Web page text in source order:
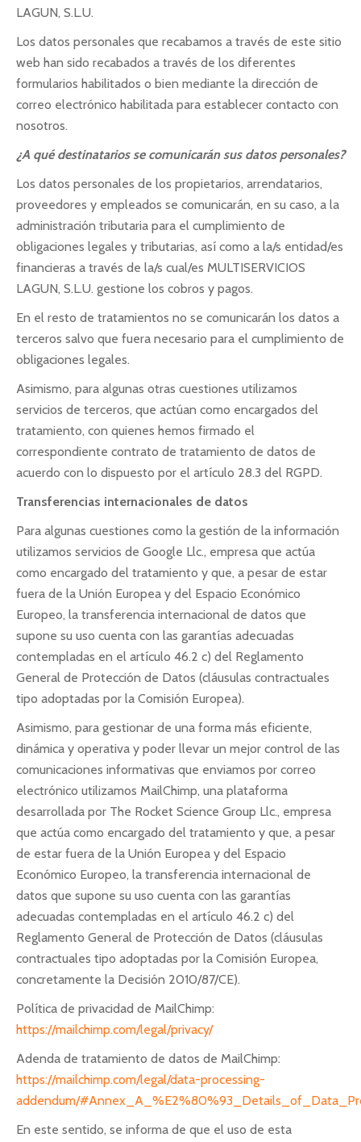
LAGUN, S.L.U.
Los datos personales que recabamos a través de este sitio
web han sido recabados a través de los diferentes
formularios habilitados o bien mediante la dirección de
correo electrónico habilitada para establecer contacto con
nosotros.
¿A qué destinatarios se comunicarán sus datos personales?
Los datos personales de los propietarios, arrendatarios,
proveedores y empleados se comunicarán, en su caso, a la
administración tributaria para el cumplimiento de
obligaciones legales y tributarias, así como a la/s entidad/es
financieras a través de la/s cual/es MULTISERVICIOS
LAGUN, S.L.U. gestione los cobros y pagos.
En el resto de tratamientos no se comunicarán los datos a
terceros salvo que fuera necesario para el cumplimiento de
obligaciones legales.
Asimismo, para algunas otras cuestiones utilizamos
servicios de terceros, que actúan como encargados del
tratamiento, con quienes hemos firmado el
correspondiente contrato de tratamiento de datos de
acuerdo con lo dispuesto por el artículo 28.3 del RGPD.
Transferencias internacionales de datos
Para algunas cuestiones como la gestión de la información
utilizamos servicios de Google Llc., empresa que actúa
como encargado del tratamiento y que, a pesar de estar
fuera de la Unión Europea y del Espacio Económico
Europeo, la transferencia internacional de datos que
supone su uso cuenta con las garantías adecuadas
contempladas en el artículo 46.2 c) del Reglamento
General de Protección de Datos (cláusulas contractuales
tipo adoptadas por la Comisión Europea).
Asimismo, para gestionar de una forma más eficiente,
dinámica y operativa y poder llevar un mejor control de las
comunicaciones informativas que enviamos por correo
electrónico utilizamos MailChimp, una plataforma
desarrollada por The Rocket Science Group Llc., empresa
que actúa como encargado del tratamiento y que, a pesar
de estar fuera de la Unión Europea y del Espacio
Económico Europeo, la transferencia internacional de
datos que supone su uso cuenta con las garantías
adecuadas contempladas en el artículo 46.2 c) del
Reglamento General de Protección de Datos (cláusulas
contractuales tipo adoptadas por la Comisión Europea,
concretamente la Decisión 2010/87/CE).
Política de privacidad de MailChimp:
https://mailchimp.com/legal/privacy/
Adenda de tratamiento de datos de MailChimp:
https://mailchimp.com/legal/data-processing-
addendum/
En este sentido, se informa de que el uso de esta